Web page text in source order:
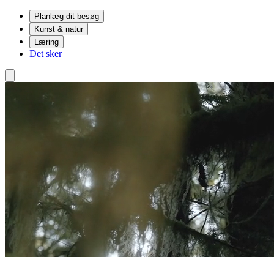
Planlæg dit besøg
Kunst & natur
Læring
Det sker